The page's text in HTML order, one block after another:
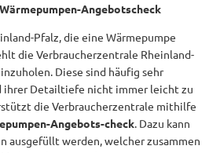
Angebotscheck
Pfalz, die eine Wärmepumpe
die Verbraucherzentrale Rheinland-
Diese sind häufig sehr
ihrer Detailtiefe nicht immer leicht zu
die Verbraucherzentrale mithilfe
Angebots-check. Dazu kann
ausgefüllt werden, welcher zusammen